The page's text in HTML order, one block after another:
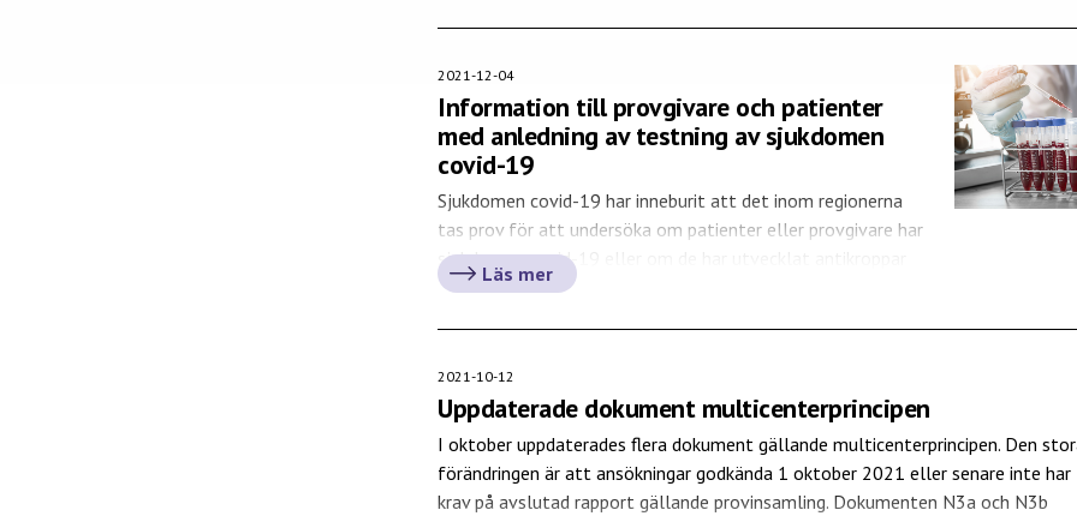
2021-12-04
Information till provgivare och patienter
med anledning av testning av sjukdomen
covid-19
Sjukdomen covid-19 har inneburit att det inom regionerna
tas prov för att undersöka om patienter eller provgivare har
sjukdomen covid-19 eller om de har utvecklat antikroppar
mot viruset som orsakar covid-19 (SARS-CoV-2). De prov
som vid analys […]
Läs mer
2021-10-12
Uppdaterade dokument multicenterprincipen
I oktober uppdaterades flera dokument gällande multicenterprincipen. Den
förändringen är att ansökningar godkända 1 oktober 2021 eller senare inte har
krav på avslutad rapport gällande provinsamling. Dokumenten N3a och N3b